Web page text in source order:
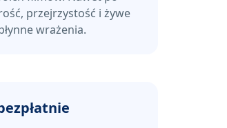
przejrzystość i żywe
wrażenia.